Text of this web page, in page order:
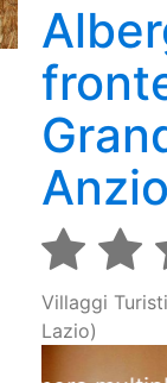
Anzio
Villaggi
Lazio)